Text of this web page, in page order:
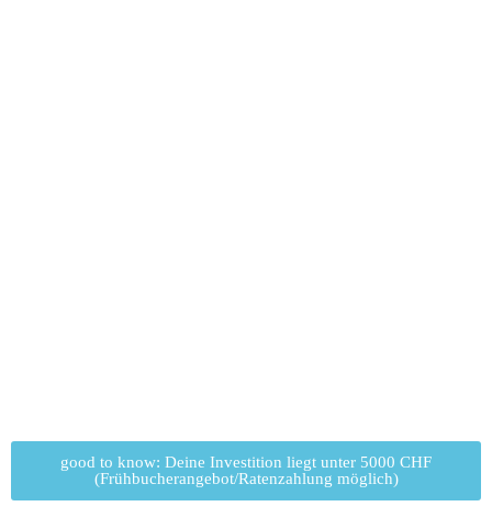
good to know: Deine Investition liegt unter 5000 CHF
(Frühbucherangebot/Ratenzahlung möglich)